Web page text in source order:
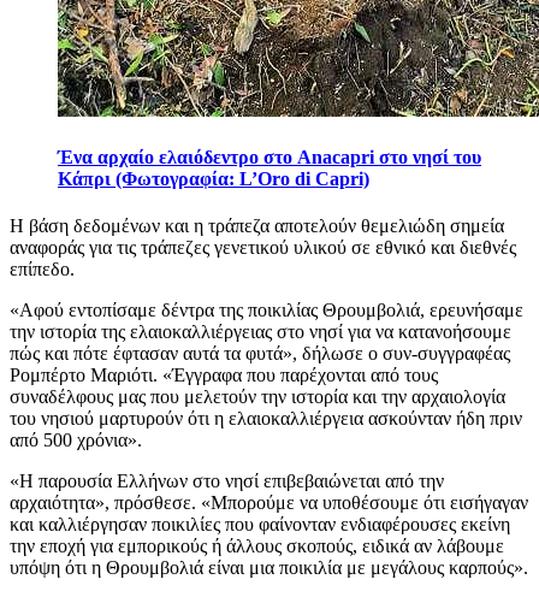
Ένα αρχαίο ελαιόδεντρο στο Anacapri στο νησί του
Κάπρι (Φωτογραφία: L’Oro di Capri)
Η βάση δεδομένων και η τράπεζα αποτελούν θεμελιώδη σημεία
αναφοράς για τις τράπεζες γενετικού υλικού σε εθνικό και διεθνές
επίπεδο.
«Αφού εντοπίσαμε δέντρα της ποικιλίας Θρουμβολιά, ερευνήσαμε
την ιστορία της ελαιοκαλλιέργειας στο νησί για να κατανοήσουμε
πώς και πότε έφτασαν αυτά τα φυτά», δήλωσε ο συν-συγγραφέας
Ρομπέρτο Μαριότι. «Έγγραφα που παρέχονται από τους
συναδέλφους μας που μελετούν την ιστορία και την αρχαιολογία
του νησιού μαρτυρούν ότι η ελαιοκαλλιέργεια ασκούνταν ήδη πριν
από 500 χρόνια».
«Η παρουσία Ελλήνων στο νησί επιβεβαιώνεται από την
αρχαιότητα», πρόσθεσε. «Μπορούμε να υποθέσουμε ότι εισήγαγαν
και καλλιέργησαν ποικιλίες που φαίνονταν ενδιαφέρουσες εκείνη
την εποχή για εμπορικούς ή άλλους σκοπούς, ειδικά αν λάβουμε
υπόψη ότι η Θρουμβολιά είναι μια ποικιλία με μεγάλους καρπούς».